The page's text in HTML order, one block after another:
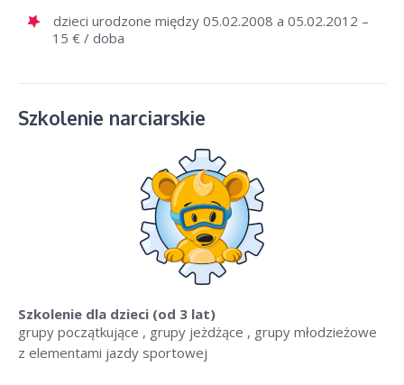
dzieci urodzone między 05.02.2008 a 05.02.2012 –
15 € / doba
Szkolenie narciarskie
Szkolenie dla dzieci (od 3 lat)
grupy początkujące , grupy jeżdżące , grupy młodzieżowe
z elementami jazdy sportowej